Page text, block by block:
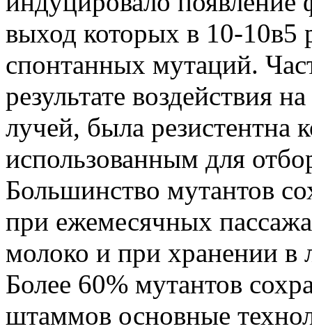
выход которых в 10-10в5
спонтанных мутаций.
результате воздействия
лучей, была резистентна
использованным для
Большинство мутантов
при ежемесячных
молоко и при хранении в
Более 60% мутантов
штаммов основные